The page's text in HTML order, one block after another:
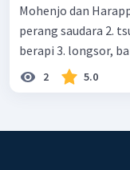
Mohenjo dan Harappa adalah.... 1.
perang saudara 2. tsunami, banjir, dan ledakan gunung
berapi 3. longsor,
2 5.0